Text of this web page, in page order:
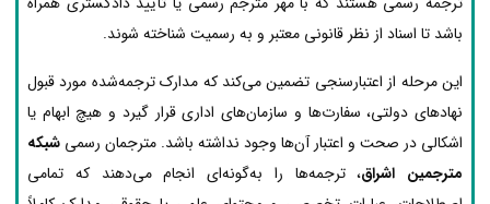
باشد تا اسناد از نظر قانونی معتبر و به رسمیت شناخته شوند.
این مرحله از اعتبارسنجی تضمین می‌کند که مدارک ترجمه‌شده مورد قبول
نهادهای دولتی، سفارت‌ها و سازمان‌های اداری قرار گیرد و هیچ ابهام یا
اشکالی در صحت و اعتبار آن‌ها وجود نداشته باشد. مترجمان رسمی شبکه
مترجمین اشراق، ترجمه‌ها را به‌گونه‌ای انجام می‌دهند که تمامی